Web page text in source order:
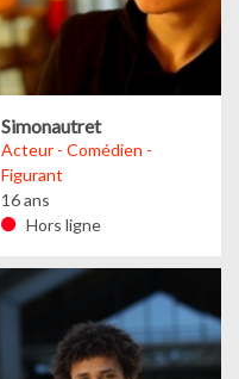
Simonautret
Acteur - Comédien -
Figurant
16 ans
Hors ligne